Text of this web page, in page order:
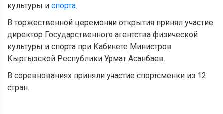
культуры и спорта.
В торжественной церемонии открытия принял участие
директор Государственного агентства физической
культуры и спорта при Кабинете Министров
Кыргызской Республики Урмат Асанбаев.
В соревнованиях приняли участие спортсменки из 12
стран.